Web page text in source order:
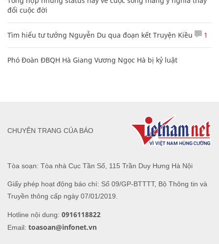
đổi cuộc đời
Tìm hiểu tư tưởng Nguyễn Du qua đoạn kết Truyện Kiều 1
Phó Đoàn ĐBQH Hà Giang Vương Ngọc Hà bị kỷ luật
Tòa soạn: Tòa nhà Cục Tần Số, 115 Trần Duy Hưng Hà Nội
Giấy phép hoạt động báo chí: Số 09/GP-BTTTT, Bộ Thông tin và
Truyền thông cấp ngày 07/01/2019.
Hotline nội dung: 0916118822
Email: toasoan@infonet.vn
CHUYÊN TRANG CỦA BÁO